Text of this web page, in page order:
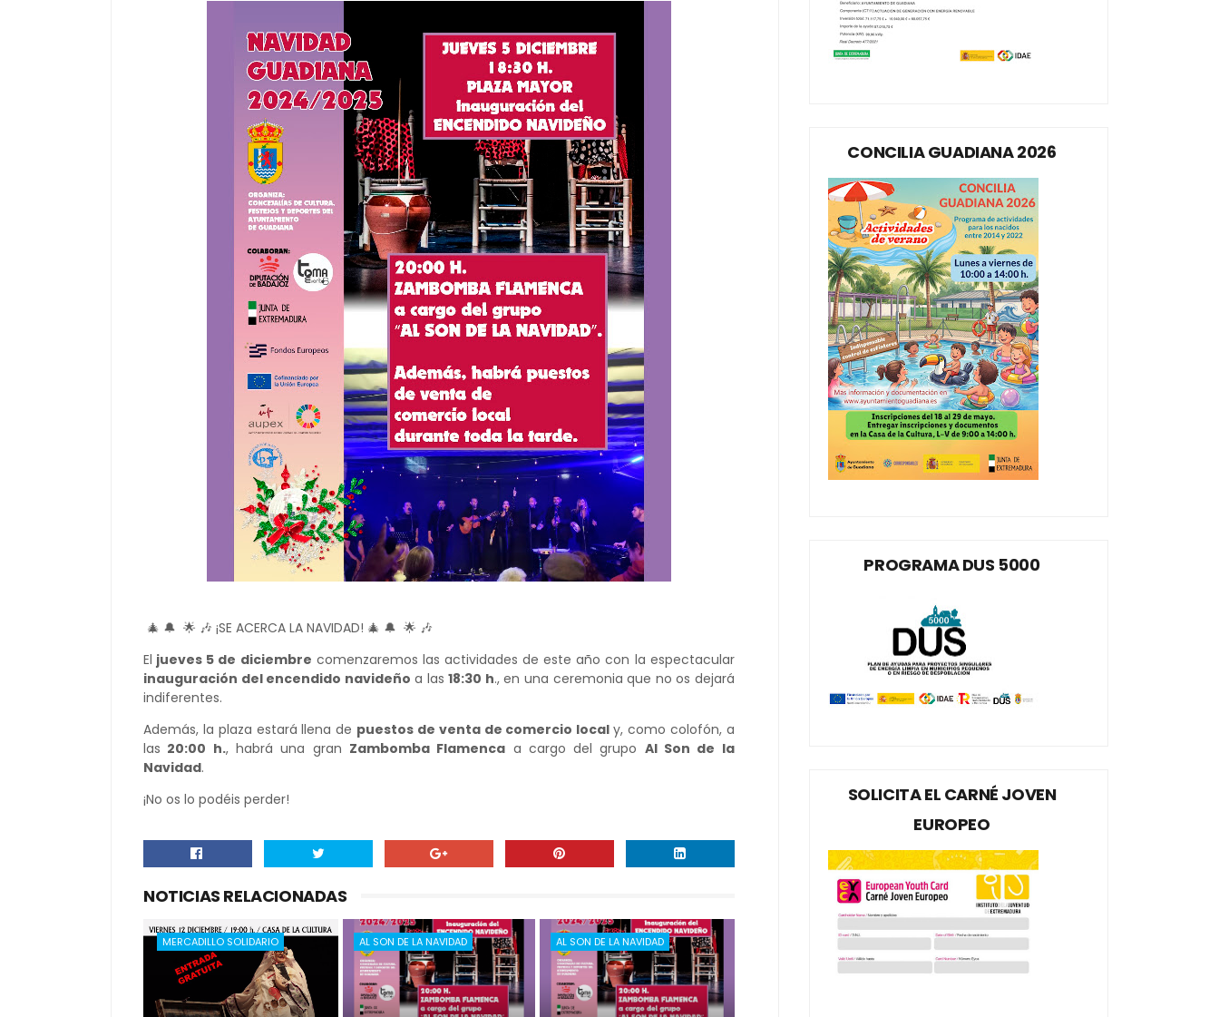
🎄 🔔 🌟 🎶 ¡SE ACERCA LA NAVIDAD! 🎄 🔔 🌟 🎶
El jueves 5 de diciembre comenzaremos las actividades de este año con la espectacular
inauguración del encendido navideño a las18:30 h., en una ceremonia que no os dejará
indiferentes.
Además, la plaza estará llena de puestos de venta de comercio localy, como colofón, a
las 20:00 h., habrá una gran Zambomba Flamenca a cargo del grupo Al Son de la
Navidad.
¡No os lo podéis perder!
NOTICIAS RELACIONADAS
MERCADILLO SOLIDARIO AL SON DE LA NAVIDAD AL SON DE LA NAVIDAD
CONCILIA GUADIANA 2026
PROGRAMA DUS 5000
SOLICITA EL CARNÉ JOVEN
EUROPEO